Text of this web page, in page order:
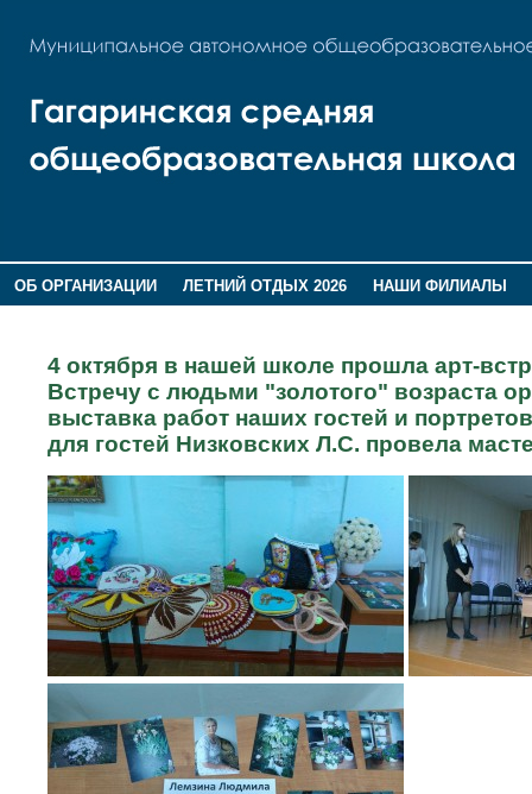
ОБ ОРГАНИЗАЦИИ ЛЕТНИЙ ОТДЫХ 2026
НАШИ ФИЛИАЛЫ
4 октября в нашей школе прошла арт-
Встречу с людьми "золотого" возраста
выставка работ наших гостей и
для гостей Низковских Л.С. провела